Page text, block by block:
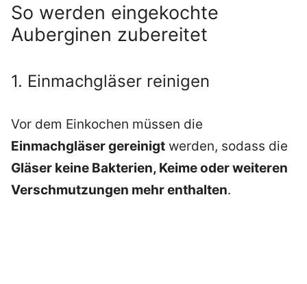
So werden eingekochte
Auberginen zubereitet
1. Einmachgläser reinigen
Vor dem Einkochen müssen die
Einmachgläser gereinigt werden, sodass die
Gläser keine Bakterien, Keime oder weiteren
Verschmutzungen mehr enthalten.